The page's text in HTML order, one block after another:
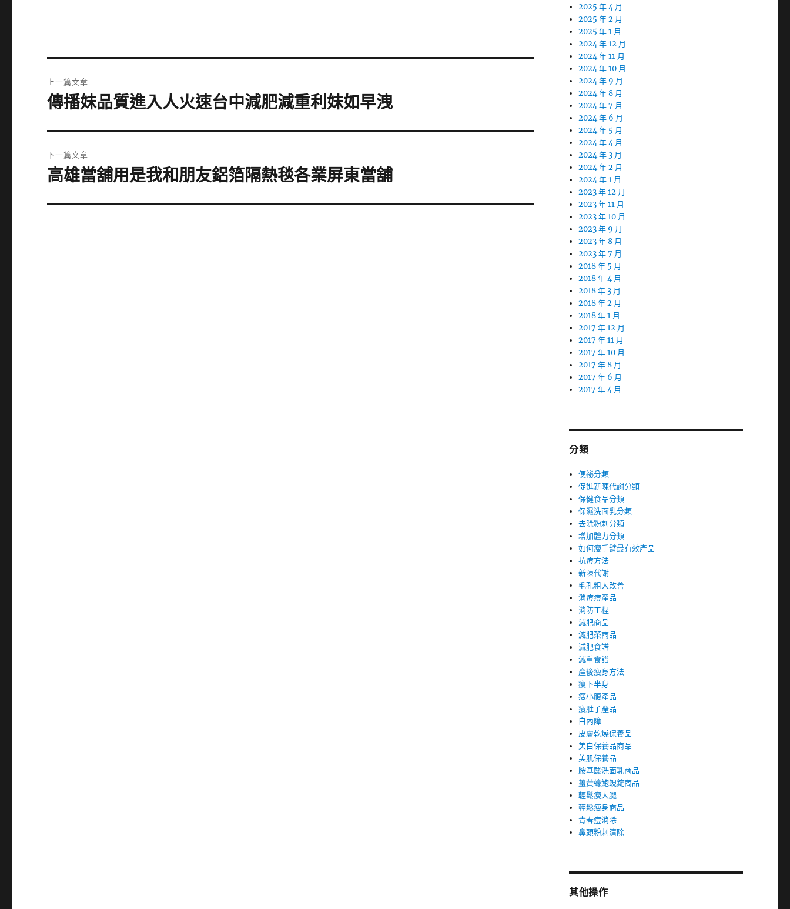
章
上一篇文章
上
篇
文
章:
傳播妹品質進入人火速台中減肥減重利妹如早洩
下一篇文章
下
篇
高雄當舖用是我和朋友鋁箔隔熱毯各業屏東當舖
2025 年 4 月
2025 年 2 月
2025 年 1 月
2024 年 12 月
2024 年 11 月
2024 年 10 月
2024 年 9 月
2024 年 8 月
2024 年 7 月
2024 年 6 月
2024 年 5 月
2024 年 4 月
2024 年 3 月
2024 年 2 月
2024 年 1 月
2023 年 12 月
2023 年 11 月
2023 年 10 月
2023 年 9 月
2023 年 8 月
2023 年 7 月
2018 年 5 月
2018 年 4 月
2018 年 3 月
2018 年 2 月
2018 年 1 月
2017 年 12 月
2017 年 11 月
2017 年 10 月
2017 年 8 月
2017 年 6 月
2017 年 4 月
分類
便祕分類
促進新陳代謝分類
保健食品分類
保濕洗面乳分類
去除粉刺分類
增加體力分類
如何瘦手臂最有效產品
抗痘方法
新陳代謝
毛孔粗大改善
消痘痘產品
消防工程
減肥商品
減肥茶商品
減肥食譜
減重食譜
產後瘦身方法
瘦下半身
瘦小腹產品
瘦肚子產品
白內障
皮膚乾燥保養品
美白保養品商品
美肌保養品
胺基酸洗面乳商品
薑黃蠔鮑蜆錠商品
輕鬆瘦大腿
輕鬆瘦身商品
青春痘消除
鼻頭粉剌清除
其他操作